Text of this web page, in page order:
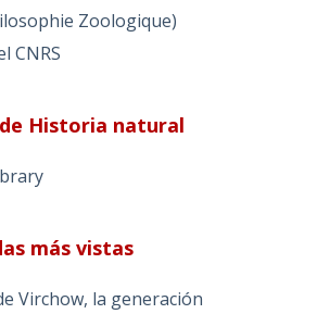
Zoologique)
CNRS
Historia natural
más vistas
Virchow, la generación